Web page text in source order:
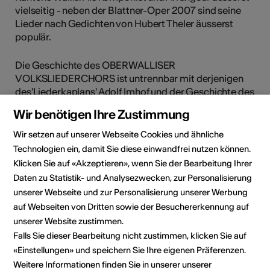
vielseitig - neben der Blattner-Oper 2007 sind seine
Lieder nach Gedichten von Hubert Theler äusserst
populär.
Die Geschichte des OBERWALLISER
VOLKSLIEDERCHORS ist untrennbar mit derjenigen
des'Liederkaplans' Adolf Imhof und der Geschichte des
Theaterbegeisterter von Jugend auf - im Januar 1957
mit einem grossen gemischten Chor seine Lieder beim
Radio in Bern einspielte und diese mit grossem Erfolg
über den Äther zu hören waren, äusserten zahlreiche
Liebhaber des Volksliedes beidseits des Lötschbergs
den Wunsch, der Chor solle sich zu einem Verein
zusammenschliessen. Im darauffolgenden März 1957
fand bereits die Gründungsversammlung statt. Adolf
Imhof wurde der erste Dirigent, der Volksdichter Dr.
Ludwig Imesch der 1. Präsident des neugetauften
Oberwalliser Volksliederchores. Seitdem sind bald 70
erlebnisreiche Jahre vergangen. Zahllose Lieder
Wir benötigen Ihre Zustimmung
Wir setzen auf unserer Webseite Cookies und ähnliche
Technologien ein, damit Sie diese einwandfrei nutzen können.
Klicken Sie auf «Akzeptieren», wenn Sie der Bearbeitung Ihrer
Daten zu Statistik- und Analysezwecken, zur Personalisierung
unserer Webseite und zur Personalisierung unserer Werbung
auf Webseiten von Dritten sowie der Besuchererkennung auf
unserer Website zustimmen.
Falls Sie dieser Bearbeitung nicht zustimmen, klicken Sie auf
«Einstellungen» und speichern Sie Ihre eigenen Präferenzen.
Weitere Informationen finden Sie in unserer unserer